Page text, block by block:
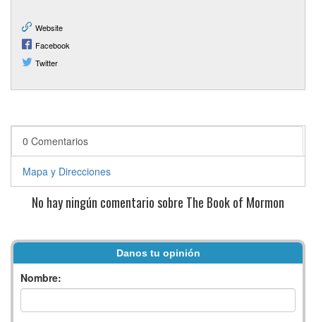
Website
Facebook
Twitter
0 Comentarios
Mapa y Direcciones
No hay ningún comentario sobre The Book of Mormon
Danos tu opinión
Nombre: